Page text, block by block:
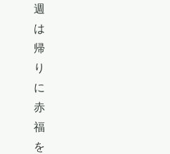
週
は
帰
り
に
赤
福
を